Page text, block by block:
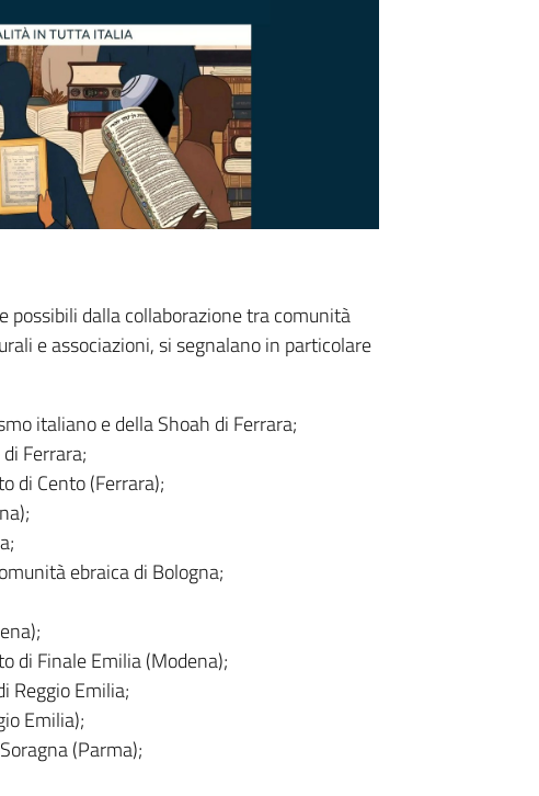
possibili dalla collaborazione tra comunità
e associazioni, si segnalano in particolare
italiano e della Shoah di Ferrara;
Ferrara;
di Cento (Ferrara);
ebraica di Bologna;
di Finale Emilia (Modena);
Reggio Emilia;
Emilia);
(Parma);